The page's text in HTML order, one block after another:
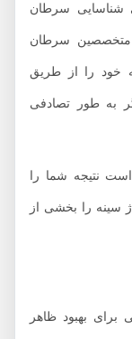
سرطان
سرطان
خود را از طریق
دیگر به طور تصادفی
شما را
را بخشی از
بهبود ظاهر